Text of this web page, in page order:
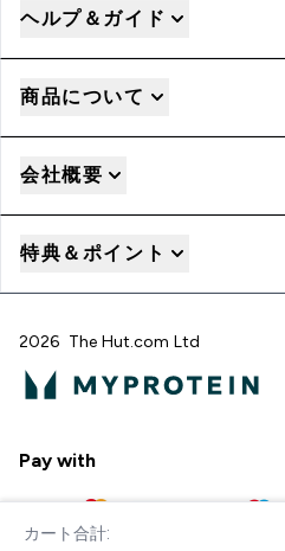
カート合計:
ヘルプ＆ガイド
商品について
会社概要
特典＆ポイント
2026 The Hut.com Ltd
Pay with